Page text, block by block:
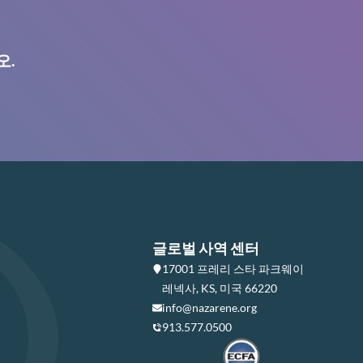
.
글로벌 사역 센터
17001 프레리 스타 파크웨이
레넥사, KS, 미국 66220
info@nazarene.org
913.577.0500